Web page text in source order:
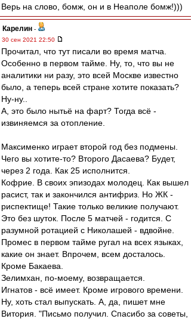
Верь на слово, бомж, он и в Неаполе бомж!)))
Карелин -
30 сен 2021 22:50
Прочитал, что тут писали во время матча.
Особенно в первом тайме. Ну, то, что вы не
аналитики ни разу, это всей Москве известно
было, а теперь всей стране хотите показать?
Ну-ну..
А, это было нытьё на фарт? Тогда всё -
извиняемся за отопление.
Максименко играет второй год без подмены.
Чего вы хотите-то? Второго Дасаева? Будет,
через 2 года. Как 25 исполнится.
Кофрие. В своих эпизодах молодец. Как вышел
расист, так и закончился антифриз. Но ЖК -
риспектище! Такие только великие получают.
Это без шуток. После 5 матчей - годится. С
разумной ротацией с Николашей - вдвойне.
Промес в первом тайме ругал на всех языках,
какие он знает. Впрочем, всем досталось.
Кроме Бакаева.
Зелимхан, по-моему, возвращается.
Игнатов - всё имеет. Кроме игрового времени.
Ну, хоть стал выпускать. А, да, пишет мне
Витория. "Письмо получил. Спасибо за советы,